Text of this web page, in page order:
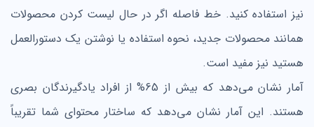
نیز استفاده کنید. خط فاصله اگر در حال لیست کردن محصولات
همانند محصولات جدید، نحوه استفاده یا نوشتن یک دستورالعمل
هستید نیز مفید است.
آمار نشان می‌دهد که بیش از 65% از افراد یادگیرندگان بصری
هستند. این آمار نشان می‌دهد که ساختار محتوای شما تقریباً